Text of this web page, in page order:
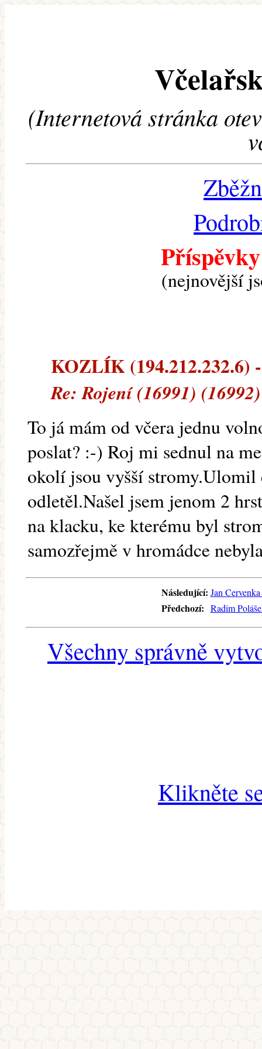
(Internetová stránka
(nejnovější
KOZLÍK (194.212.232.6)
Re: Rojení (16991) (16992)
To já mám od včera jednu
poslat? :-) Roj mi sednul na
okolí jsou vyšší
odletěl.Našel jsem jenom 2
na klacku, ke kterému byl
samozřejmě v hromádce
Následující: Jan
Předchozí: Radim
Všechny správně
Klikněte